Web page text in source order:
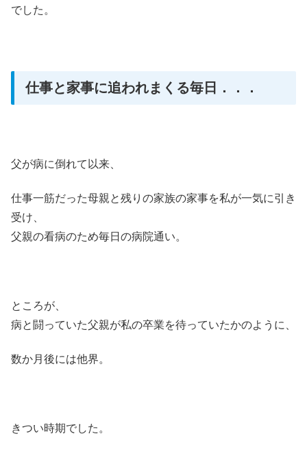
でした。
仕事と家事に追われまくる毎日．．．
父が病に倒れて以来、
仕事一筋だった母親と残りの家族の家事を私が一気に引き
受け、
父親の看病のため毎日の病院通い。
ところが、
病と闘っていた父親が私の卒業を待っていたかのように、
数か月後には他界。
きつい時期でした。